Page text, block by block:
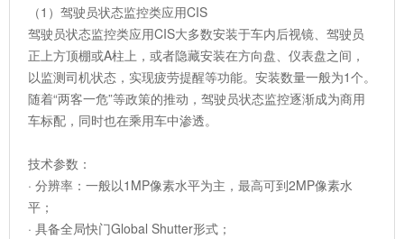
（1）驾驶员状态监控类应用CIS
驾驶员状态监控类应用CIS大多数安装于车内后视镜、驾驶员
正上方顶棚或A柱上，或者隐藏安装在方向盘、仪表盘之间，
以监测司机状态，实现疲劳提醒等功能。安装数量一般为1个。
随着“两客一危”等政策的推动，驾驶员状态监控逐渐成为商用
车标配，同时也在乘用车中渗透。
技术参数：
· 分辨率：一般以1MP像素水平为主，最高可到2MP像素水
平；
· 具备全局快门Global Shutter形式；